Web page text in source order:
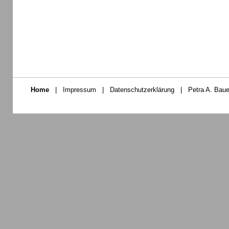
Home | Impressum | Datenschutzerklärung | Petra A.